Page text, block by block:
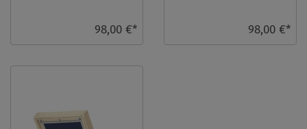
98,00 €* 98,00 €*